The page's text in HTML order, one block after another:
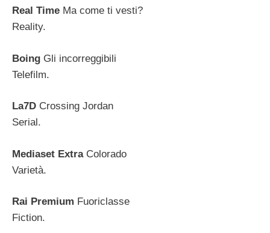
Real Time Ma come ti vesti?
Reality.
Boing Gli incorreggibili
Telefilm.
La7D Crossing Jordan
Serial.
Mediaset ExtraColorado
Varietà.
Rai Premium Fuoriclasse
Fiction.